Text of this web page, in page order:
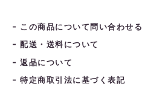
この商品について問い合わせる
配送・送料について
返品について
特定商取引法に基づく表記